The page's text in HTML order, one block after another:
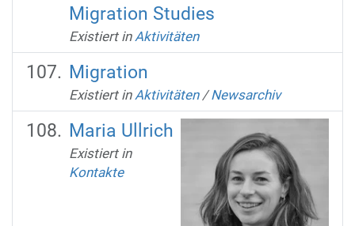
Migration Studies
Existiert in Aktivitäten
Migration
Existiert in Aktivitäten /Newsarchiv
Maria Ullrich
Existiert in
Kontakte